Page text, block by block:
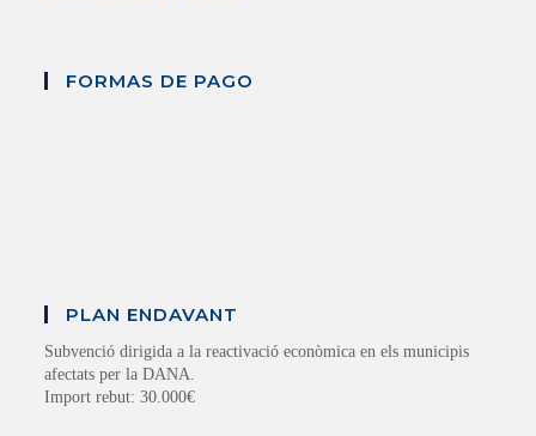
FORMAS DE PAGO
PLAN ENDAVANT
Subvenció dirigida a la reactivació econòmica en els municipis
afectats per la DANA.
Import rebut: 30.000€